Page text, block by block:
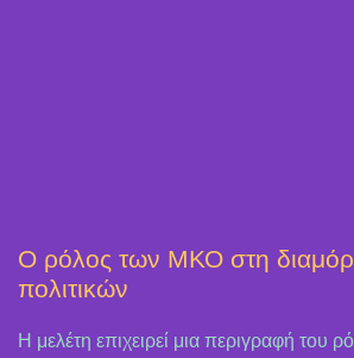
Ο ρόλος των ΜΚΟ στη
πολιτικών
Η μελέτη επιχειρεί μια περιγραφή του